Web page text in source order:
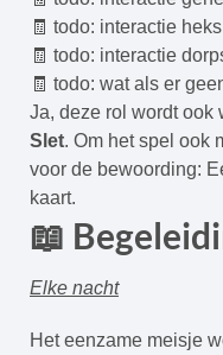
🧾 todo: interactie heks
🧾 todo: interactie
🧾 todo: wat als er
Ja, deze rol wordt ook
Slet. Om het spel ook
voor de bewoording:
kaart.
📖
Elke nacht
Het eenzame meisje